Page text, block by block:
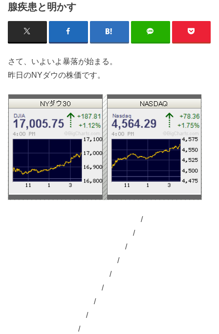
腺疾患と明かす
さて、いよいよ暴落が始まる。
昨日のNYダウの株価です。
/
/
/
/
/
/
/
/
/